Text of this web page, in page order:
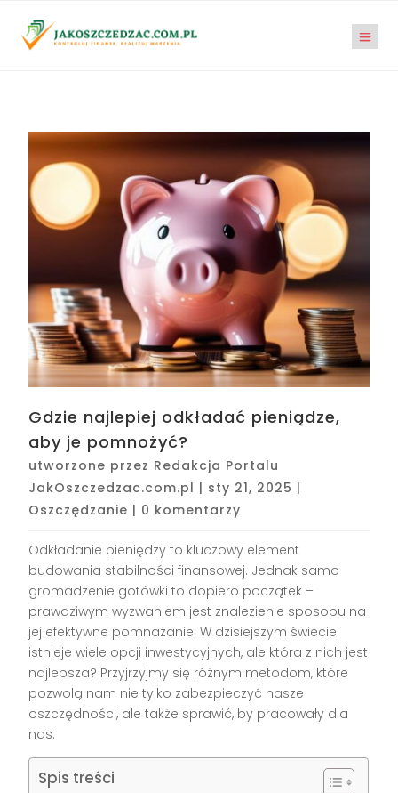
Gdzie najlepiej odkładać pieniądze,
aby je pomnożyć?
utworzone przez Redakcja Portalu
JakOszczedzac.com.pl | sty 21, 2025 |
Oszczędzanie | 0 komentarzy
Odkładanie pieniędzy to kluczowy element
budowania stabilności finansowej. Jednak samo
gromadzenie gotówki to dopiero początek –
prawdziwym wyzwaniem jest znalezienie sposobu na
jej efektywne pomnażanie. W dzisiejszym świecie
istnieje wiele opcji inwestycyjnych, ale która z nich jest
najlepsza? Przyjrzyjmy się różnym metodom, które
pozwolą nam nie tylko zabezpieczyć nasze
oszczędności, ale także sprawić, by pracowały dla
nas.
Spis treści